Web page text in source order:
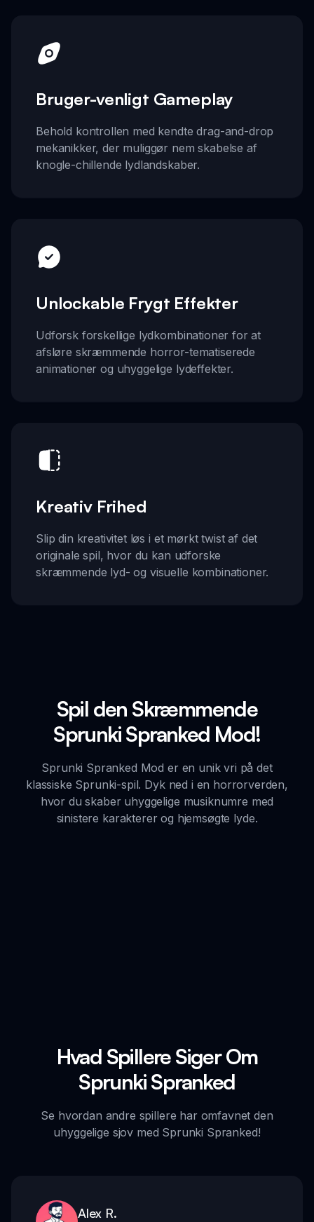
Bruger-venligt Gameplay
Behold kontrollen med kendte drag-and-drop
mekanikker, der muliggør nem skabelse af
knogle-chillende lydlandskaber.
Unlockable Frygt Effekter
Udforsk forskellige lydkombinationer for at
afsløre skræmmende horror-tematiserede
animationer og uhyggelige lydeffekter.
Kreativ Frihed
Slip din kreativitet løs i et mørkt twist af det
originale spil, hvor du kan udforske
skræmmende lyd- og visuelle kombinationer.
Spil den Skræmmende
Sprunki Spranked Mod!
Sprunki Spranked Mod er en unik vri på det
klassiske Sprunki-spil. Dyk ned i en horrorverden,
hvor du skaber uhyggelige musiknumre med
sinistere karakterer og hjemsøgte lyde.
Hvad Spillere Siger Om
Sprunki Spranked
Se hvordan andre spillere har omfavnet den
uhyggelige sjov med Sprunki Spranked!
Alex R.